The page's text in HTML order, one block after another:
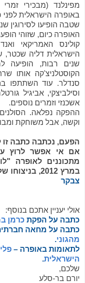
מפינלנד (מבכירי
שטבה הופיעו לסירוגין
האופרה כיום, שזוהי
קולינס האמריקאי
הישראלית דליה
שנים רבות, הופיעה
הקוסטלניצ'קה אותו
סנדלר. עוד השתתפו
וסילביצקי, אביגיל
אשכנזי וזמרים נוספים.
ההפקה נפלאה.
וקשה, אבל משוחקת
הפעם, נכתבה כתבה
אם אי אפשר לרוץ
במרץ 2012, בניצוחו של דניאל אורן.
צבקר
אולי יעניין אתכם בנוסף:
כתבה על הפקת כרמן
כתבה על מחאה
מהגוני.
לתאומות באופרה –
הישראלית.
שלכם,
יורם בר-סלע